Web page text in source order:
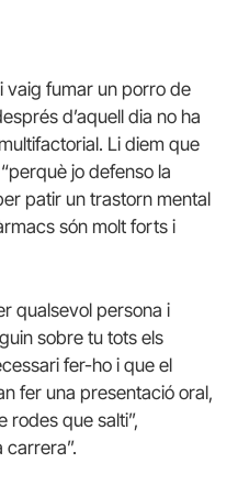
vaig fumar un porro de
d’aquell dia no ha
Li diem que
jo defenso la
patir un trastorn mental
són molt forts i
qualsevol persona i
sobre tu tots els
fer-ho i que el
fer una presentació oral,
rodes que salti”,